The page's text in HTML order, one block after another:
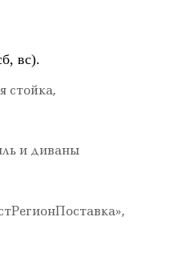
вс).
стойка,
и диваны